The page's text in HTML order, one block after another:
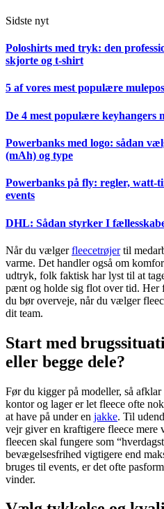
Sidste nyt
Poloshirts med tryk: den
skjorte og t-shirt
5 af vores mest populære
De 4 mest populære keyhangers
Powerbanks med logo: sådan
(mAh) og type
Powerbanks på fly: regler, watt-
events
DHL: Sådan styrker I
Når du vælgerfleecetrøjertil
varme. Det handler også om
udtryk, folk faktisk har lyst til at
pænt og holde sig flot over tid. Her
du bør overveje, når du vælger
dit team.
Start med
eller begge dele?
Før du kigger på modeller, så
kontor og lager er let fleece ofte
at have på under en jakke. Til
vejr giver en kraftigere fleece mere
fleecen skal fungere som
bevægelsesfrihed vigtigere end
bruges til events, er det ofte
vinder.